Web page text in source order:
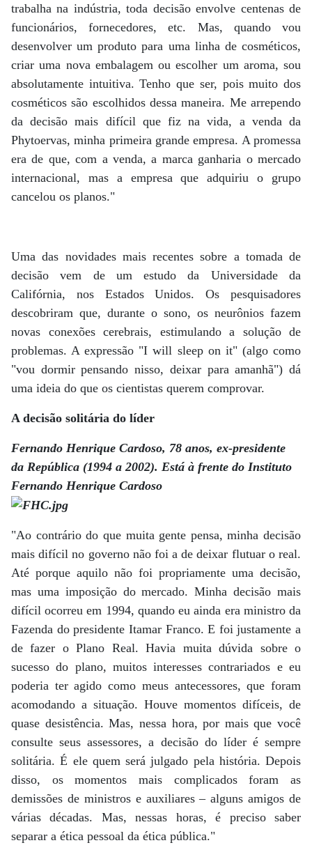
trabalha na indústria, toda decisão envolve centenas de
funcionários, fornecedores, etc. Mas, quando vou
desenvolver um produto para uma linha de cosméticos,
criar uma nova embalagem ou escolher um aroma, sou
absolutamente intuitiva. Tenho que ser, pois muito dos
cosméticos são escolhidos dessa maneira. Me arrependo
da decisão mais difícil que fiz na vida, a venda da
Phytoervas, minha primeira grande empresa. A promessa
era de que, com a venda, a marca ganharia o mercado
internacional, mas a empresa que adquiriu o grupo
cancelou os planos."
Uma das novidades mais recentes sobre a tomada de
decisão vem de um estudo da Universidade da
Califórnia, nos Estados Unidos. Os pesquisadores
descobriram que, durante o sono, os neurônios fazem
novas conexões cerebrais, estimulando a solução de
problemas. A expressão "I will sleep on it" (algo como
"vou dormir pensando nisso, deixar para amanhã") dá
uma ideia do que os cientistas querem comprovar.
A decisão solitária do líder
Fernando Henrique Cardoso, 78 anos, ex-presidente
da República (1994 a 2002). Está à frente do Instituto
Fernando Henrique Cardoso
"Ao contrário do que muita gente pensa, minha decisão
mais difícil no governo não foi a de deixar flutuar o real.
Até porque aquilo não foi propriamente uma decisão,
mas uma imposição do mercado. Minha decisão mais
difícil ocorreu em 1994, quando eu ainda era ministro da
Fazenda do presidente Itamar Franco. E foi justamente a
de fazer o Plano Real. Havia muita dúvida sobre o
sucesso do plano, muitos interesses contrariados e eu
poderia ter agido como meus antecessores, que foram
acomodando a situação. Houve momentos difíceis, de
quase desistência. Mas, nessa hora, por mais que você
consulte seus assessores, a decisão do líder é sempre
solitária. É ele quem será julgado pela história. Depois
disso, os momentos mais complicados foram as
demissões de ministros e auxiliares – alguns amigos de
várias décadas. Mas, nessas horas, é preciso saber
separar a ética pessoal da ética pública."